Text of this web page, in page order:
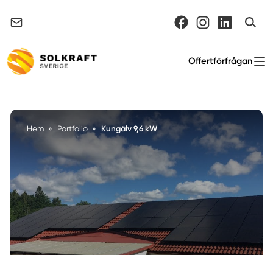
Offertförfrågan
Hem » Portfolio » Kungälv 9,6 kW